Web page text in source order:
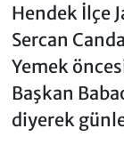
Hendek İlçe
Sercan
Yemek
Başkan
diyerek